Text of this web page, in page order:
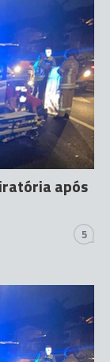
após
5